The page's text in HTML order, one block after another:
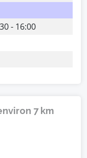
- 16:00
7 km